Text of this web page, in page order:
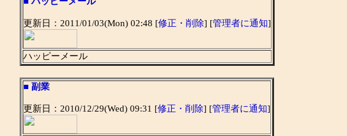
更新日：2011/01/03(Mon) 02:48 [修正・削除] [管理者に通知]
ハッピーメール
■ 副業
更新日：2010/12/29(Wed) 09:31 [修正・削除] [管理者に通知]